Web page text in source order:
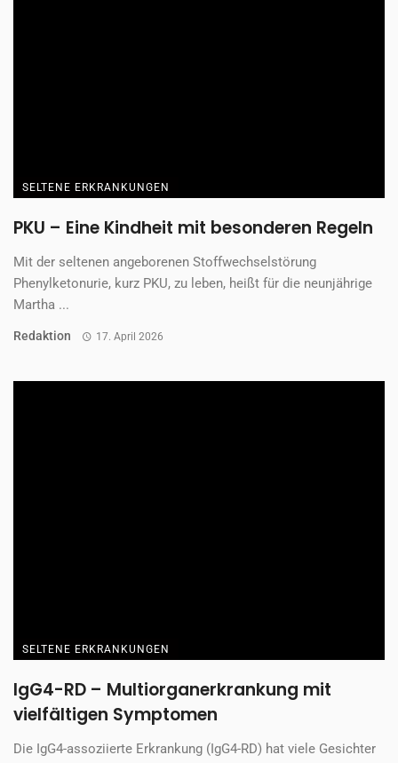
SELTENE ERKRANKUNGEN
PKU – Eine Kindheit mit besonderen Regeln
Mit der seltenen angeborenen Stoffwechselstörung
Phenylketonurie, kurz PKU, zu leben, heißt für die neunjährige
Martha ...
Redaktion 17. April 2026
SELTENE ERKRANKUNGEN
IgG4-RD – Multiorganerkrankung mit
vielfältigen Symptomen
Die IgG4-assoziierte Erkrankung (IgG4-RD) hat viele Gesichter